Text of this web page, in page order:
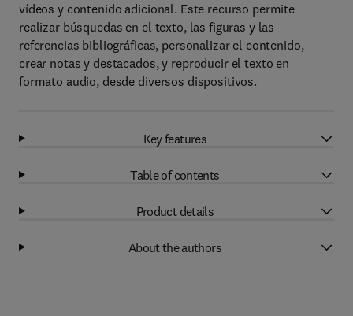
vídeos y contenido adicional. Este recurso permite
realizar búsquedas en el texto, las figuras y las
referencias bibliográficas, personalizar el contenido,
crear notas y destacados, y reproducir el texto en
formato audio, desde diversos dispositivos.
Key features
Table of contents
Product details
About the authors